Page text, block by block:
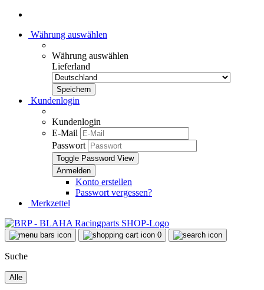
Währung auswählen
Währung auswählen
Lieferland
Kundenlogin
Kundenlogin
E-Mail
Passwort
Toggle Password View
Konto erstellen
Passwort vergessen?
Merkzettel
0
Suche
Alle